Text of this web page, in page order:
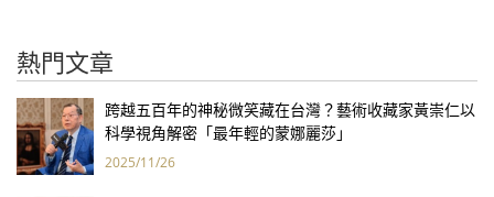
熱門文章
跨越五百年的神秘微笑藏在台灣？藝術收藏家黃崇仁以
科學視角解密「最年輕的蒙娜麗莎」
2025/11/26